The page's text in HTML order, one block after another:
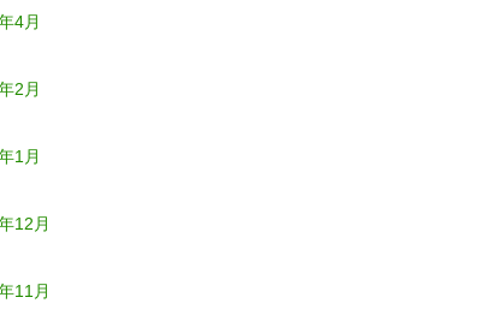
4月
2月
1月
12月
11月